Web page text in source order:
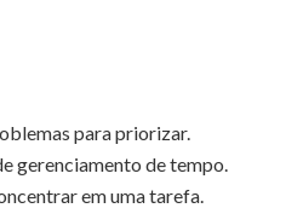
para priorizar.
gerenciamento de tempo.
em uma tarefa.